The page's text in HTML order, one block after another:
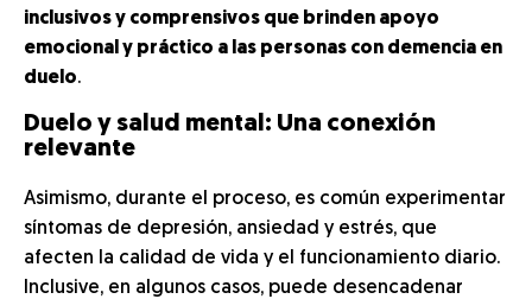
inclusivos y comprensivos que brinden apoyo
emocional y práctico a las personas con demencia en
duelo.
Duelo y salud mental: Una conexión
relevante
Asimismo, durante el proceso, es común experimentar
síntomas de depresión, ansiedad y estrés, que
afecten la calidad de vida y el funcionamiento diario.
Inclusive, en algunos casos, puede desencadenar